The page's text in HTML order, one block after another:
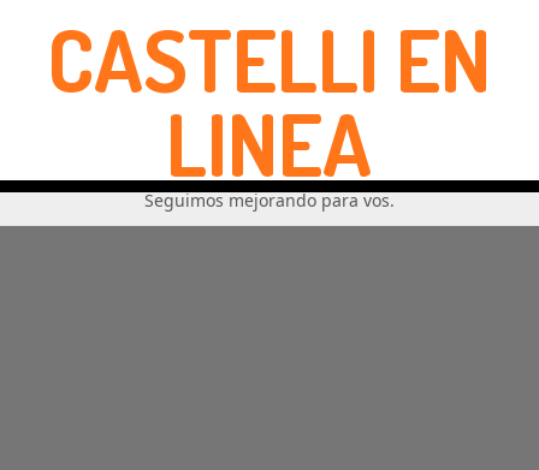
CASTELLI EN
LINEA
Seguimos mejorando para vos.